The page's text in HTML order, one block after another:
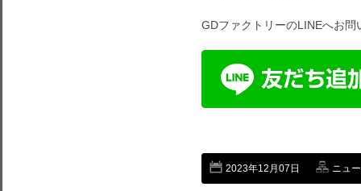
GDファクトリーのLINEへお問
2023年12月07日 ニュ